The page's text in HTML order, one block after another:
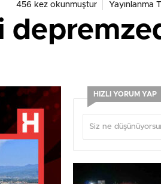
456 kez okunmuştur Yayınlanma
HIZLI YORUM YAP